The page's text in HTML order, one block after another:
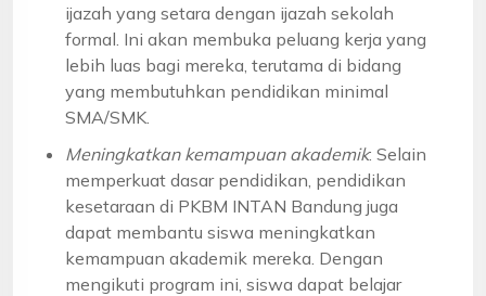
ijazah yang setara dengan ijazah sekolah
formal. Ini akan membuka peluang kerja yang
lebih luas bagi mereka, terutama di bidang
yang membutuhkan pendidikan minimal
SMA/SMK.
Meningkatkan kemampuan akademik: Selain
memperkuat dasar pendidikan, pendidikan
kesetaraan di PKBM INTAN Bandung juga
dapat membantu siswa meningkatkan
kemampuan akademik mereka. Dengan
mengikuti program ini, siswa dapat belajar